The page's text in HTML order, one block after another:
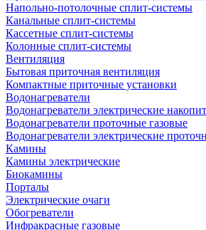
Напольно-потолочные сплит-системы
Канальные сплит-системы
Кассетные сплит-системы
Колонные сплит-системы
Вентиляция
Бытовая приточная вентиляция
Компактные приточные установки
Водонагреватели
Водонагреватели электрические
Водонагреватели проточные газовые
Водонагреватели электрические
Камины
Камины электрические
Биокамины
Порталы
Электрические очаги
Обогреватели
Инфракрасные газовые